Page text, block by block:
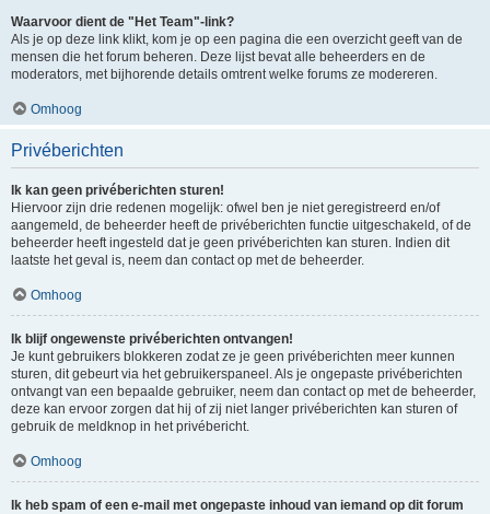
Waarvoor dient de "Het Team"-link?
Als je op deze link klikt, kom je op een pagina die een overzicht geeft van de
mensen die het forum beheren. Deze lijst bevat alle beheerders en de
moderators, met bijhorende details omtrent welke forums ze modereren.
Omhoog
Privéberichten
Ik kan geen privéberichten sturen!
Hiervoor zijn drie redenen mogelijk: ofwel ben je niet geregistreerd en/of
aangemeld, de beheerder heeft de privéberichten functie uitgeschakeld, of de
beheerder heeft ingesteld dat je geen privéberichten kan sturen. Indien dit
laatste het geval is, neem dan contact op met de beheerder.
Omhoog
Ik blijf ongewenste privéberichten ontvangen!
Je kunt gebruikers blokkeren zodat ze je geen privéberichten meer kunnen
sturen, dit gebeurt via het gebruikerspaneel. Als je ongepaste privéberichten
ontvangt van een bepaalde gebruiker, neem dan contact op met de beheerder,
deze kan ervoor zorgen dat hij of zij niet langer privéberichten kan sturen of
gebruik de meldknop in het privébericht.
Omhoog
Ik heb spam of een e-mail met ongepaste inhoud van iemand op dit forum